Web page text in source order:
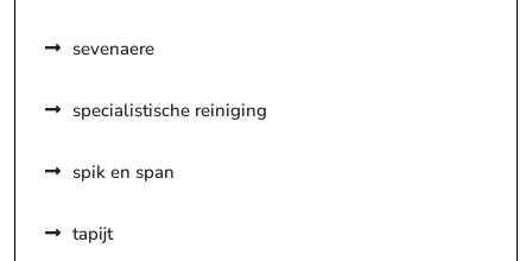
sevenaere
specialistische reiniging
spik en span
tapijt